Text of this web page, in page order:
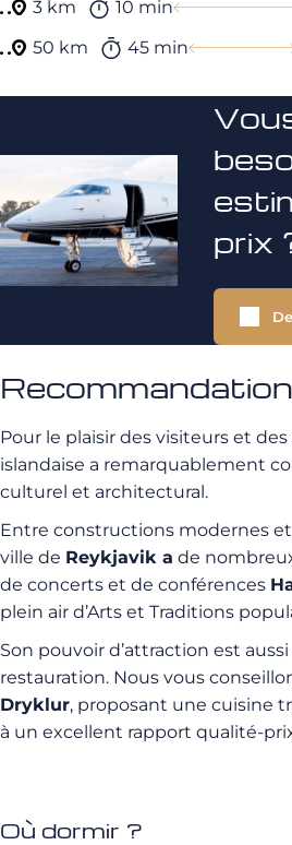
3 km 10 min
50 km
45 min
prix
Pour le plaisir des visiteurs et
islandaise a remarquablement
culturel et architectural.
Entre constructions modernes et
ville de Reykjavik a de
de concerts et de conférences
plein air d’Arts et Traditions
Son pouvoir d’attraction est
restauration. Nous vous
Dryklur, proposant une cuisine
à un excellent rapport qualité-
Où dormir ?